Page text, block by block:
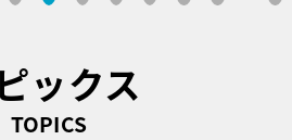
ックス
TOPICS